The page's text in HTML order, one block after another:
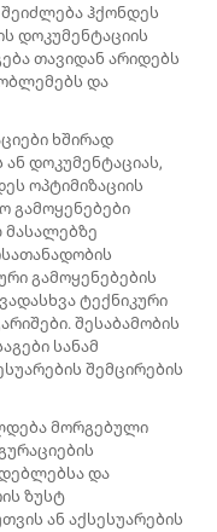
ჰქონდეს
დოკუმენტაციის
თავიდან არიდებს
და
ხშირად
დოკუმენტაციას,
ოპტიმიზაციის
გამოყენებები
გამოყენებების
ტექნიკური
შესაბამობის
სანამ
შემცირების
მორგებული
და
ზუსტ
ან აქსესუარების